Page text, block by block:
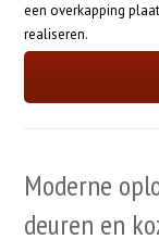
een overkapping
realiseren.
Moderne
deuren en